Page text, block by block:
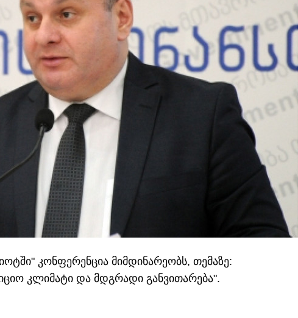
კონფერენცია მიმდინარეობს, თემაზე:
კლიმატი და მდგრადი განვითარება".